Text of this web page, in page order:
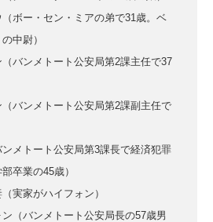
（ボー・セン・ミアの弟で31歳。ベ
中尉）
（バンメトート公安局第2課主任で37
（バンメトート公安局第2課副主任で
ンメトート公安局第3課長で経済犯罪
卒業の45歳）
実家がハイフォン）
（バンメトート公安局長の57歳男